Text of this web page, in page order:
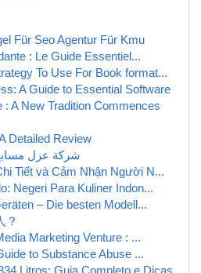
Für Seo Agentur Für Kmu
: Le Guide Essentiel...
To Use For Book format...
A Guide to Essential Software
: A New Tradition Commences
Detailed Review
شركة عزل
Tiết và Cảm Nhận Người N...
Negeri Para Kuliner Indon...
– Die besten Modell...
？
Marketing Venture : ...
to Substance Abuse ...